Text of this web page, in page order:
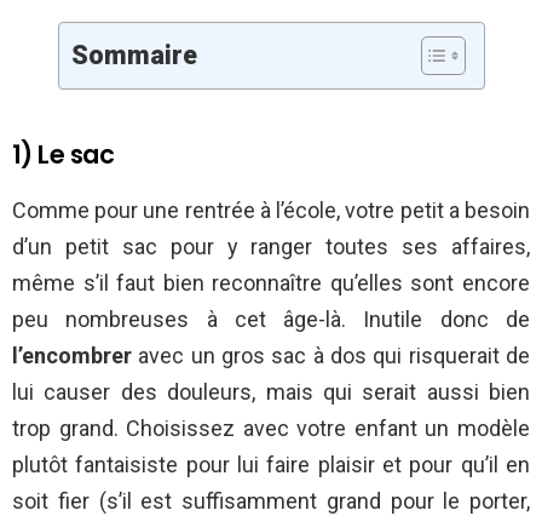
Sommaire
1) Le sac
Comme pour une rentrée à l’école, votre petit a besoin
d’un petit sac pour y ranger toutes ses affaires,
même s’il faut bien reconnaître qu’elles sont encore
peu nombreuses à cet âge-là. Inutile donc de
l’encombrer avec un gros sac à dos qui risquerait de
lui causer des douleurs, mais qui serait aussi bien
trop grand. Choisissez avec votre enfant un modèle
plutôt fantaisiste pour lui faire plaisir et pour qu’il en
soit fier (s’il est suffisamment grand pour le porter,